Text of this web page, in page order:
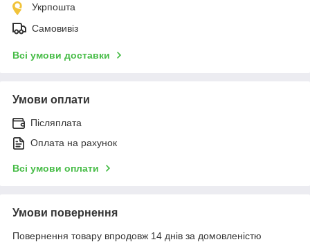
Укрпошта
Самовивіз
Всі умови доставки
Умови оплати
Післяплата
Оплата на рахунок
Всі умови оплати
Умови повернення
Повернення товару впродовж 14 днів за домовленістю